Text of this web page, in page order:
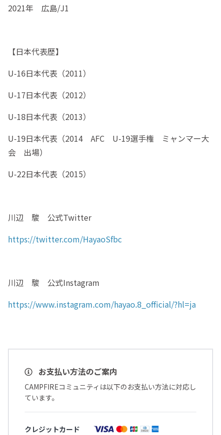
2021年 広島/J1
【日本代表歴】
U-16日本代表（2011）
U-17日本代表（2012）
U-18日本代表（2013）
U-19日本代表（2014 AFC U-19選手権 ミャンマー大
会 出場）
U-22日本代表（2015）
川辺 駿 公式Twitter
https://twitter.com/HayaoSfbc
川辺 駿 公式Instagram
https://www.instagram.com/hayao.8_official/?hl=ja
お支払い方法のご案内
CAMPFIREコミュニティは以下のお支払い方法に対応し
ています。
クレジットカード